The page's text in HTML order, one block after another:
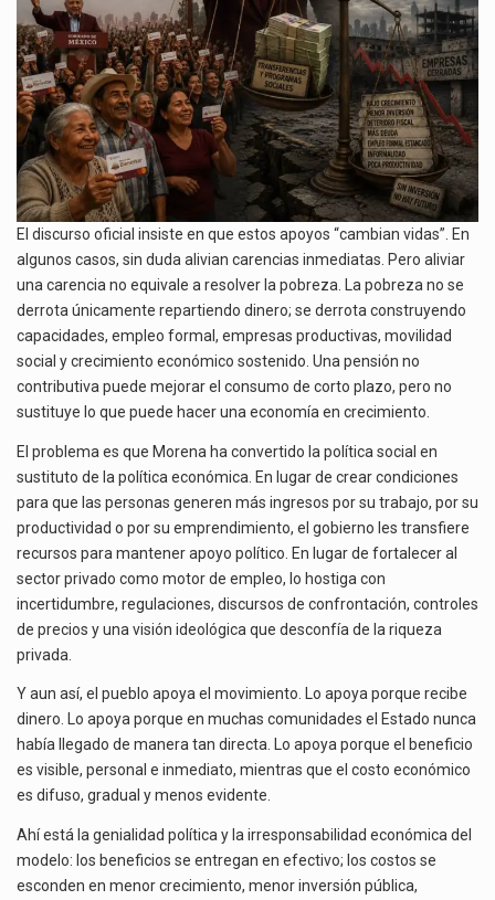
El discurso oficial insiste en que estos apoyos “cambian vidas”. En
algunos casos, sin duda alivian carencias inmediatas. Pero aliviar
una carencia no equivale a resolver la pobreza. La pobreza no se
derrota únicamente repartiendo dinero; se derrota construyendo
capacidades, empleo formal, empresas productivas, movilidad
social y crecimiento económico sostenido. Una pensión no
contributiva puede mejorar el consumo de corto plazo, pero no
sustituye lo que puede hacer una economía en crecimiento.
El problema es que Morena ha convertido la política social en
sustituto de la política económica. En lugar de crear condiciones
para que las personas generen más ingresos por su trabajo, por su
productividad o por su emprendimiento, el gobierno les transfiere
recursos para mantener apoyo político. En lugar de fortalecer al
sector privado como motor de empleo, lo hostiga con
incertidumbre, regulaciones, discursos de confrontación, controles
de precios y una visión ideológica que desconfía de la riqueza
privada.
Y aun así, el pueblo apoya el movimiento. Lo apoya porque recibe
dinero. Lo apoya porque en muchas comunidades el Estado nunca
había llegado de manera tan directa. Lo apoya porque el beneficio
es visible, personal e inmediato, mientras que el costo económico
es difuso, gradual y menos evidente.
Ahí está la genialidad política y la irresponsabilidad económica del
modelo: los beneficios se entregan en efectivo; los costos se
esconden en menor crecimiento, menor inversión pública,